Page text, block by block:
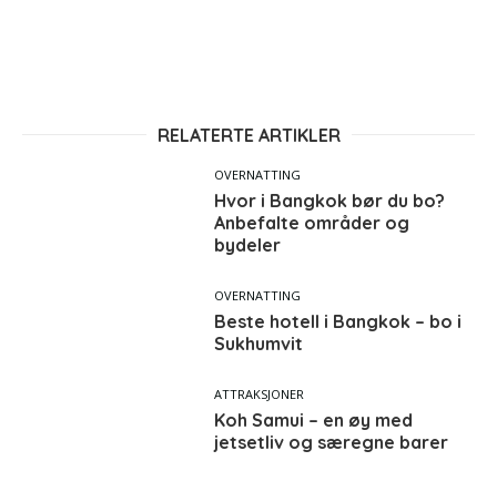
RELATERTE ARTIKLER
OVERNATTING
Hvor i Bangkok bør du bo?
Anbefalte områder og
bydeler
OVERNATTING
Beste hotell i Bangkok – bo i
Sukhumvit
ATTRAKSJONER
Koh Samui – en øy med
jetsetliv og særegne barer